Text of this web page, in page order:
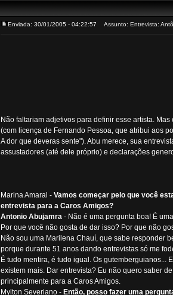
Enviada: 30/01/2005 - 04:22:57 Assunto: Entrevista:
Não faltariam adjetivos para definir esse artista.
(com licença de Fernando Pessoa, que atribui aos
A dor que deveras sente"). Abu merece, sua
assustadores (até dele próprio) e declarações
Marina Amaral - Vamos começar pelo que você
entrevista para a Caros Amigos?
Antonio Abujamra - Não é uma pergunta boa! É
Por que você não gosta de dar isso? Por que não
Não sou uma Marilena Chauí, que sabe responder
porque durante 51 anos dando entrevistas só me
É tudo mentira, é tudo igual. Os gutemberguianos...
existem mais. Dar entrevista? Eu não quero saber
principalmente para a Caros Amigos.
Mylton Severiano - Então, posso fazer uma